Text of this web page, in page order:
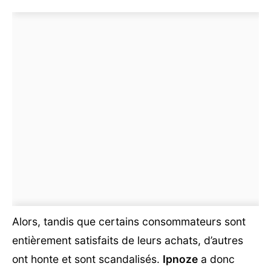
Alors, tandis que certains consommateurs sont
entièrement satisfaits de leurs achats, d’autres
ont honte et sont scandalisés. Ipnoze a donc